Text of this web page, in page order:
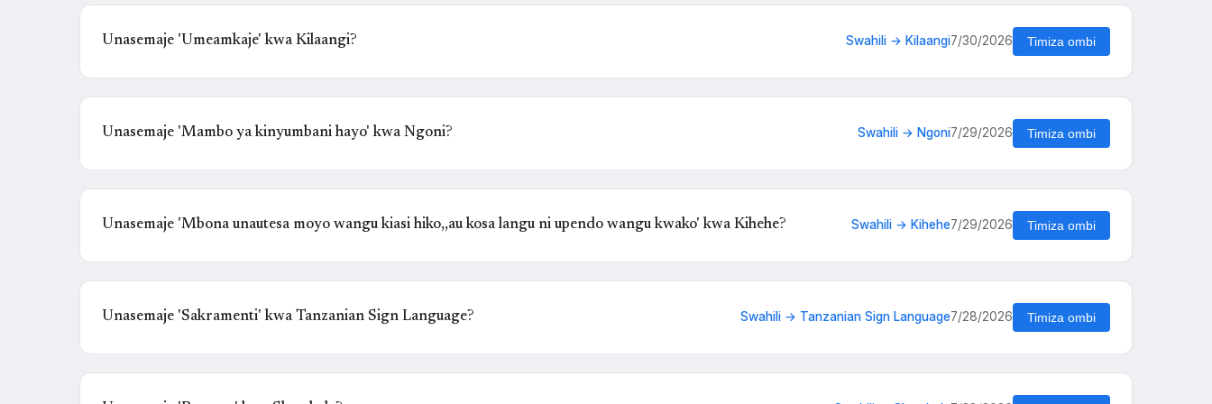
Unasemaje 'Umeamkaje' kwa Kilaangi? Swahili → Kilaangi7/30/2026 Timiza ombi
Unasemaje 'Mambo ya kinyumbani hayo' kwa Ngoni? Swahili → Ngoni7/29/2026 Timiza ombi
Unasemaje 'Mbona unautesa moyo wangu kiasi hiko,,au kosa langu ni upendo wangu kwako' kwa Kihehe? Swahili → Kihehe7/29/2026 Timiza ombi
Unasemaje 'Sakramenti' kwa Tanzanian Sign Language? Swahili → Tanzanian Sign Language7/28/2026 Timiza ombi